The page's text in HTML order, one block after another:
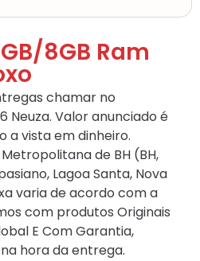
8GB Ram
chamar no
Neuza. Valor anunciado é
a vista em dinheiro.
de BH (BH,
Lagoa Santa, Nova
varia de acordo com a
com produtos Originais
E Com Garantia,
hora da entrega.